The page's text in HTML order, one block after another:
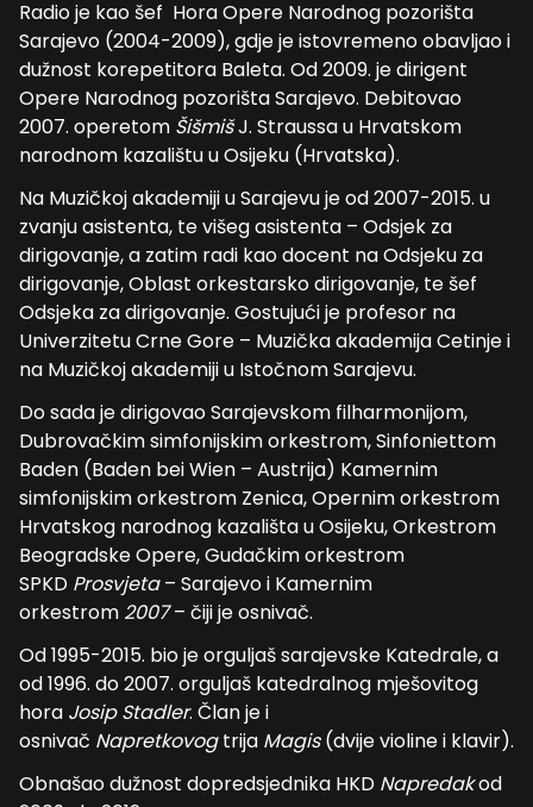
Radio je kao šef Hora Opere Narodnog pozorišta
Sarajevo (2004-2009), gdje je istovremeno obavljao i
dužnost korepetitora Baleta. Od 2009. je dirigent
Opere Narodnog pozorišta Sarajevo. Debitovao
2007. operetom ŠišmišJ. Straussa u Hrvatskom
narodnom kazalištu u Osijeku (Hrvatska).
Na Muzičkoj akademiji u Sarajevu je od 2007-2015. u
zvanju asistenta, te višeg asistenta – Odsjek za
dirigovanje, a zatim radi kao docent na Odsjeku za
dirigovanje, Oblast orkestarsko dirigovanje, te šef
Odsjeka za dirigovanje. Gostujući je profesor na
Univerzitetu Crne Gore – Muzička akademija Cetinje i
na Muzičkoj akademiji u Istočnom Sarajevu.
Do sada je dirigovao Sarajevskom filharmonijom,
Dubrovačkim simfonijskim orkestrom, Sinfoniettom
Baden (Baden bei Wien – Austrija) Kamernim
simfonijskim orkestrom Zenica, Opernim orkestrom
Hrvatskog narodnog kazališta u Osijeku, Orkestrom
Beogradske Opere, Gudačkim orkestrom
SPKD Prosvjeta – Sarajevo i Kamernim
orkestrom 2007 – čiji je osnivač.
Od 1995-2015. bio je orguljaš sarajevske Katedrale, a
od 1996. do 2007. orguljaš katedralnog mješovitog
hora Josip Stadler. Član je i
osnivač Napretkovog trija Magis (dvije violine i klavir).
Obnašao dužnost dopredsjednika HKD Napredakod